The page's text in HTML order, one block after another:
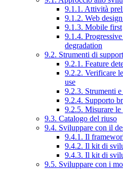
9.1.1. Attività
9.1.2. Web
9.1.3. Mobile first
9.1.4.
degradation
9.2. Strumenti di
9.2.1. Feature
9.2.2. Verificare
use
9.2.3. Strumenti
9.2.4. Supporto
9.2.5. Misurare le
9.3. Catalogo del riuso
9.4. Sviluppare con il
9.4.1. Il
9.4.2. Il kit di
9.4.3. Il kit di
9.5. Sviluppare con i